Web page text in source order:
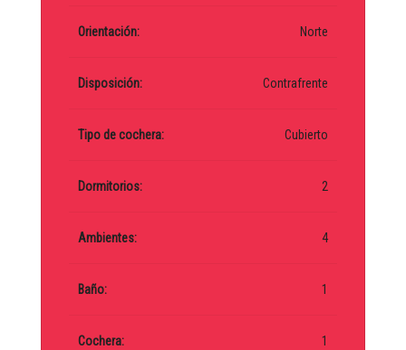
Orientación: Norte
Disposición: Contrafrente
Tipo de cochera: Cubierto
Dormitorios: 2
Ambientes: 4
Baño: 1
Cochera: 1